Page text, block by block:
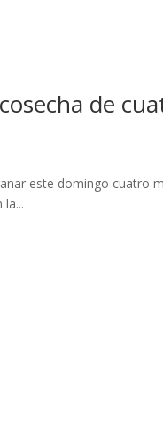
de
este domingo cuatro